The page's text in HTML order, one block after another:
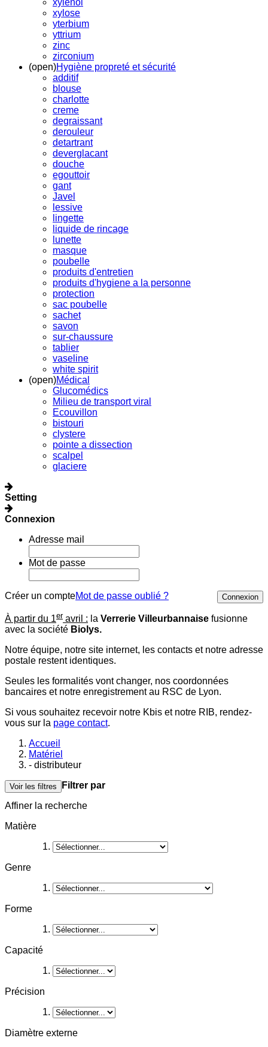
xylose
yterbium
yttrium
zinc
zirconium
(open)Hygiène propreté et sécurité
additif
blouse
charlotte
creme
degraissant
derouleur
detartrant
deverglacant
douche
egouttoir
gant
Javel
lessive
lingette
liquide de rincage
lunette
masque
poubelle
produits d'entretien
produits d'hygiene a la personne
protection
sac poubelle
sachet
savon
sur-chaussure
tablier
vaseline
white spirit
(open)Médical
Glucomédics
Milieu de transport viral
Ecouvillon
bistouri
clystere
pointe a dissection
scalpel
glaciere
Setting
Connexion
Adresse mail
Mot de passe
Créer un compte Connexion
Mot de passe oublié ?
À partir du 1er avril : la Verrerie Villeurbannaise fusionne
avec la société Biolys.
Notre équipe, notre site internet, les contacts et notre adresse
postale restent identiques.
Seules les formalités vont changer, nos coordonnées
bancaires et notre enregistrement au RSC de Lyon.
Si vous souhaitez recevoir notre Kbis et notre RIB, rendez-
vous sur la page contact.
Accueil
Matériel
- distributeur
Voir les filtres
Filtrer par
Affiner la recherche
Matière
Genre
Forme
Capacité
Précision
Diamètre externe